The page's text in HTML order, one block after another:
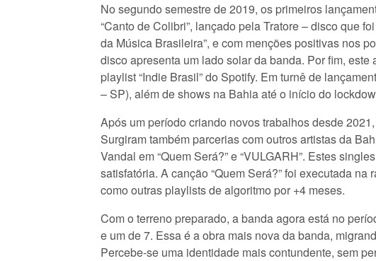
No segundo semestre de 2019, os primeiros
“Canto de Colibri”, lançado pela Tratore – disco que
da Música Brasileira”, e com menções positivas nos
disco apresenta um lado solar da banda. Por fim,
playlist “Indie Brasil” do Spotify. Em turnê de
– SP), além de shows na Bahia até o início do
Após um período criando novos trabalhos desde
Surgiram também parcerias com outros artistas da
Vandal em “Quem Será?” e “VULGARH”. Estes
satisfatória. A canção “Quem Será?” foi executada
como outras playlists de algoritmo por +4 meses.
Com o terreno preparado, a banda agora está no
e um de 7. Essa é a obra mais nova da banda,
Percebe-se uma identidade mais contundente, sem